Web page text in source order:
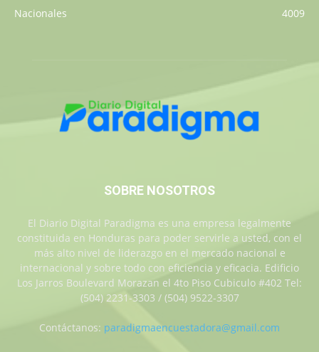
Nacionales
4009
SOBRE NOSOTROS
El Diario Digital Paradigma es una empresa legalmente
constituida en Honduras para poder servirle a usted, con el
más alto nivel de liderazgo en el mercado nacional e
internacional y sobre todo con eficiencia y eficacia. Edificio
Los Jarros Boulevard Morazan el 4to Piso Cubiculo #402 Tel:
(504) 2231-3303 / (504) 9522-3307
Contáctanos: paradigmaencuestadora@gmail.com